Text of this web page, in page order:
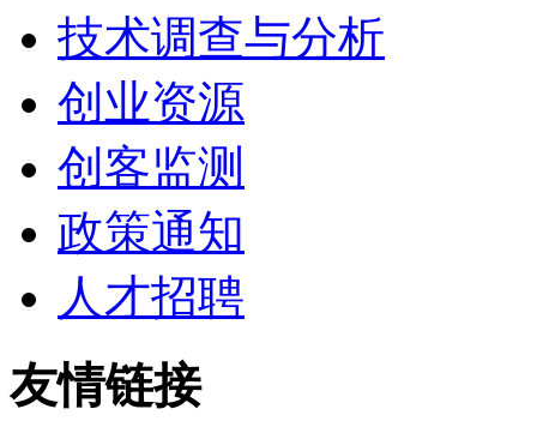
技术调查与分析
创业资源
创客监测
政策通知
人才招聘
友情链接